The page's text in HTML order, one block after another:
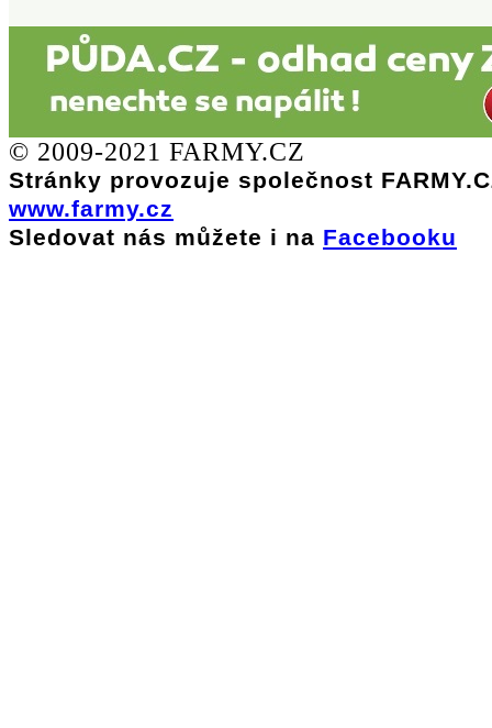
© 2009-2021 FARMY.CZ
Stránky provozuje společnost
www.farmy.cz
Sledovat nás můžete i na Facebooku